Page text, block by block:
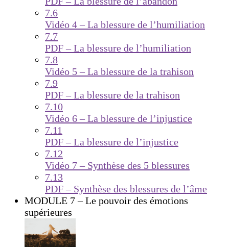
7.6
Vidéo 4 – La blessure de l’humiliation
7.7
PDF – La blessure de l’humiliation
7.8
Vidéo 5 – La blessure de la trahison
7.9
PDF – La blessure de la trahison
7.10
Vidéo 6 – La blessure de l’injustice
7.11
PDF – La blessure de l’injustice
7.12
Vidéo 7 – Synthèse des 5 blessures
7.13
PDF – Synthèse des blessures de l’âme
MODULE 7 – Le pouvoir des émotions
supérieures